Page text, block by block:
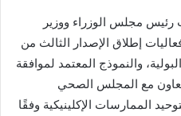
رئيس مجلس الوزراء ووزير
إطلاق الإصدار الثالث من
والنموذج المعتمد لموافقة
مع المجلس الصحي
الممارسات الإكلينيكية وفقًا